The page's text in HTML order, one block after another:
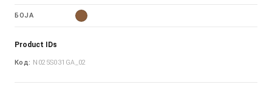
БОЈА
Product IDs
Код: N025S031GA_02